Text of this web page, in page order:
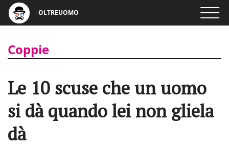
OLTREUOMO
Coppie
Le 10 scuse che un uomo
si dà quando lei non gliela
dà